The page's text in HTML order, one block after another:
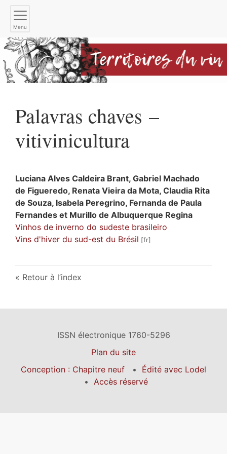
Menu
Palavras chaves –
vitivinicultura
Luciana Alves Caldeira Brant, Gabriel Machado
de Figueredo, Renata Vieira da Mota, Claudia Rita
de Souza, Isabela Peregrino, Fernanda de Paula
Fernandes et Murillo de Albuquerque Regina
Vinhos de inverno do sudeste brasileiro
Vins d'hiver du sud-est du Brésil
Retour à l’index
ISSN électronique 1760-5296
Plan du site
Conception : Chapitre neuf
Édité avec Lodel
Accès réservé